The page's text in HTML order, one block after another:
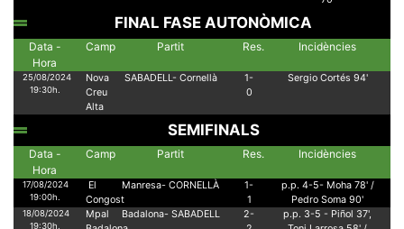
FINAL FASE AUTONÒMICA
Data -
Hora
Camp Partit Res. Incidències
25/08/2024
19:30h.
Nova
Creu
Alta
SABADELL- Cornellà
1-
0
Sergio Cortés 94'
SEMIFINALS
Data -
Hora
Camp Partit Res. Incidències
17/08/2024
19:00h.
El
Congost
Manresa- CORNELLÀ
1-
1
p.p. 4-5- Moha 78' /
Pedro Soma 90'
18/08/2024
19:30h.
Mpal
Badalona- SABADELL
2-
p.p. 3-5 - Piñol 37',
Necessàries
cookies no
opcionals,